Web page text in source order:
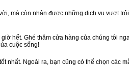
mà còn nhận được những dịch vụ vượt
hết. Ghé thăm cửa hàng của chúng tôi
cuộc sống!
nhất. Ngoài ra, bạn cũng có thể chọn các